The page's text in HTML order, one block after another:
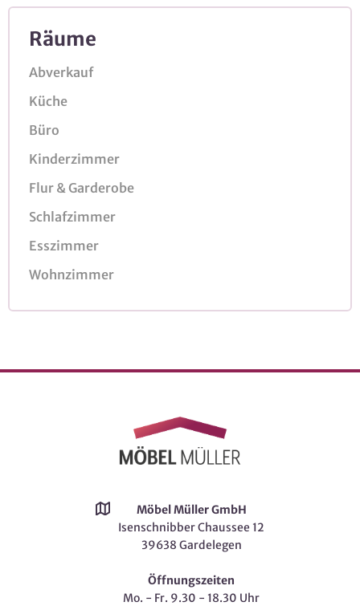
Räume
Abverkauf
Küche
Büro
Kinderzimmer
Flur & Garderobe
Schlafzimmer
Esszimmer
Wohnzimmer
Möbel Müller GmbH
Isenschnibber Chaussee 12
39638 Gardelegen
Öffnungszeiten
Mo. - Fr. 9.30 - 18.30 Uhr